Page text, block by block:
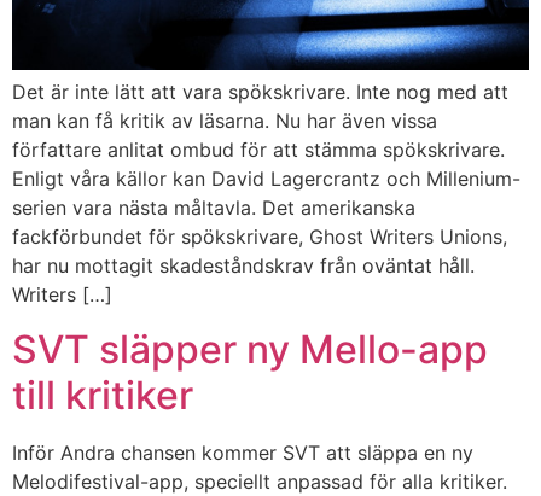
Det är inte lätt att vara spökskrivare. Inte nog med att
man kan få kritik av läsarna. Nu har även vissa
författare anlitat ombud för att stämma spökskrivare.
Enligt våra källor kan David Lagercrantz och Millenium-
serien vara nästa måltavla. Det amerikanska
fackförbundet för spökskrivare, Ghost Writers Unions,
har nu mottagit skadeståndskrav från oväntat håll.
Writers […]
SVT släpper ny Mello-app
till kritiker
Inför Andra chansen kommer SVT att släppa en ny
Melodifestival-app, speciellt anpassad för alla kritiker.